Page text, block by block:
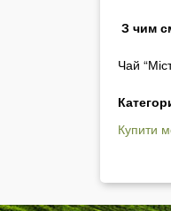
З чим
Чай
Купити